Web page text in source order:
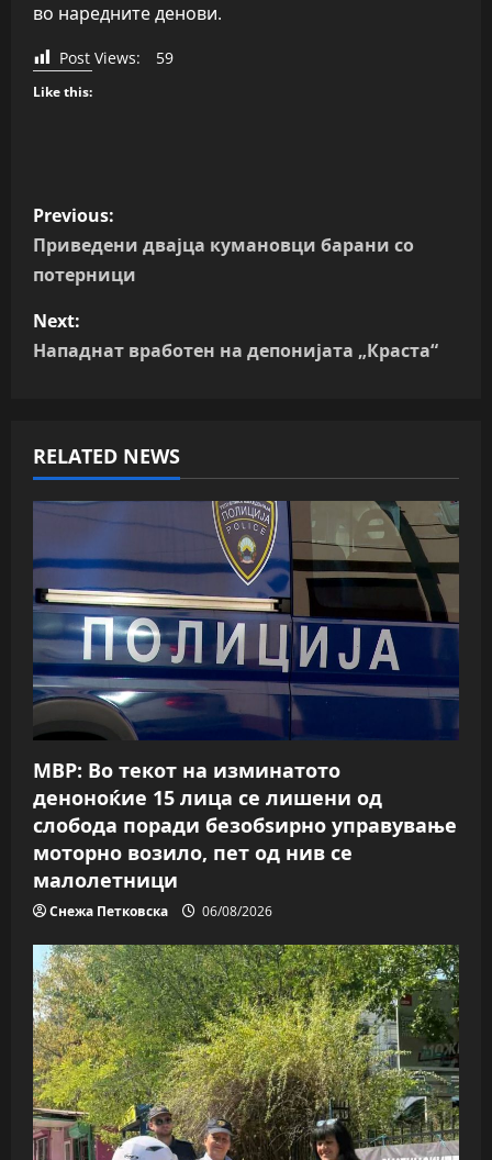
во наредните денови.
Post Views: 59
Like this:
P
o
t
a
v
g
a
t
i
o
n
Previous:
Приведени двајца кумановци барани со
потерници
Next:
Нападнат вработен на депонијата „Краста“
RELATED NEWS
МВР: Во текот на изминатото
деноноќие 15 лица се лишени од
слобода поради безобѕирно управување
моторно возило, пет од нив се
малолетници
Снежа Петковска 06/08/2026